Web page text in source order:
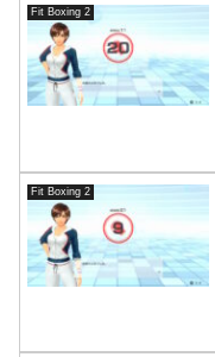
Fit Boxing 2
Fit Boxing 2